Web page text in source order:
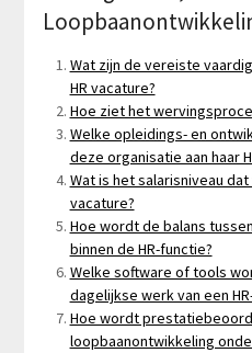
Wat zijn de vereiste
HR vacature?
Hoe ziet het
Welke opleidings- en
deze organisatie aan haar
Wat is het salarisniveau
vacature?
Hoe wordt de balans
binnen de HR-functie?
Welke software of tools
dagelijkse werk van een
Hoe wordt
loopbaanontwikkeling